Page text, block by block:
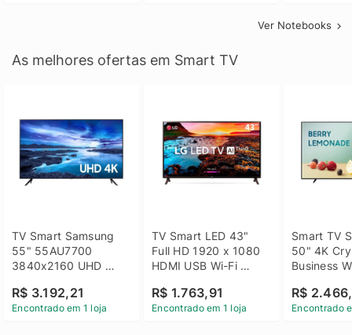
Ver Notebooks
As melhores ofertas em Smart TV
TV Smart Samsung
55" 55AU7700
3840x2160 UHD
Bluetooth
R$ 3.192,21
Encontrado em 1 loja
TV Smart LED 43"
Full HD 1920 x 1080
HDMI USB Wi-Fi
43LM631C0SB LG
R$ 1.763,91
Encontrado em 1 loja
Smart TV
50" 4K
Business
R$
Encontrado